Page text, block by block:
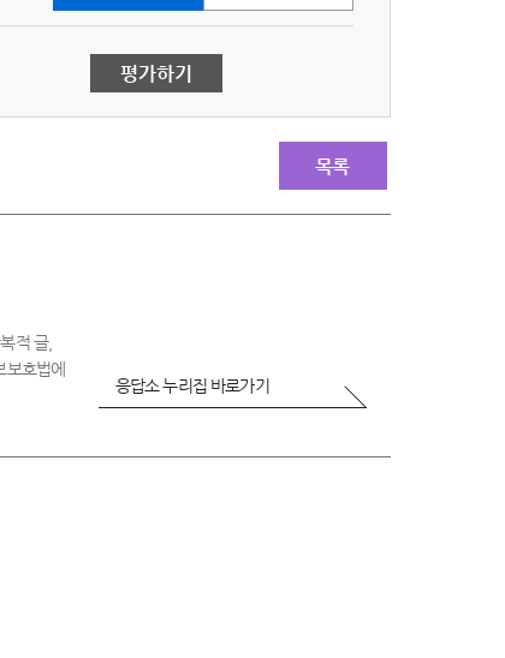
평가하기
목록
적 글,
호법에
응답소 누리집 바로가기